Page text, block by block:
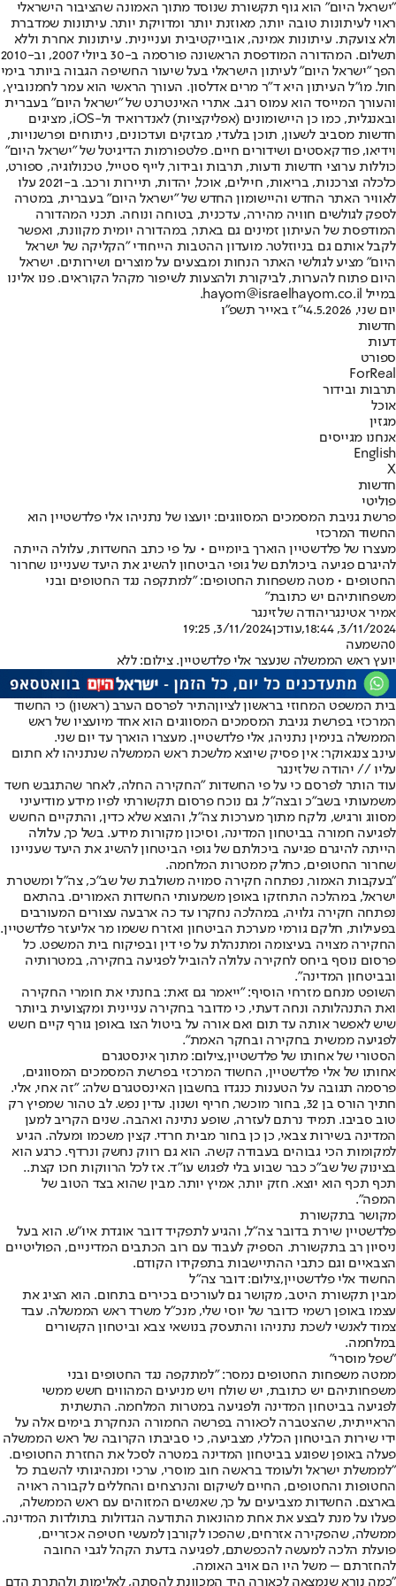
"ישראל היום" הוא גוף תקשורת שנוסד מתוך האמונה שהציבור הישראלי
ראוי לעיתונות טובה יותר, מאוזנת יותר ומדויקת יותר. עיתונות שמדברת
ולא צועקת. עיתונות אמינה, אובייקטיבית ועניינית. עיתונות אחרת וללא
תשלום. המהדורה המודפסת הראשונה פורסמה ב-30 ביולי 2007, וב-2010
הפך "ישראל היום" לעיתון הישראלי בעל שיעור החשיפה הגבוה ביותר בימי
חול. מו"ל העיתון היא ד"ר מרים אדלסון. העורך הראשי הוא עמר לחמנוביץ,
והעורך המייסד הוא עמוס רגב. אתרי האינטרנט של "ישראל היום" בעברית
ובאנגלית, כמו כן היישומונים (אפליקציות) לאנדרואיד ול-iOS, מציגים
חדשות מסביב לשעון, תוכן בלעדי, מבזקים ועדכונים, ניתוחים ופרשנויות,
וידיאו, פודקאסטים ושידורים חיים. פלטפורמות הדיגיטל של "ישראל היום"
כוללות ערוצי חדשות ודעות, תרבות ובידור, לייף סטייל, טכנולוגיה, ספורט,
כלכלה וצרכנות, בריאות, חיילים, אוכל, יהדות, תיירות ורכב. ב-2021 עלו
לאוויר האתר החדש והיישומון החדש של "ישראל היום" בעברית, במטרה
לספק לגולשים חוויה מהירה, עדכנית, בטוחה ונוחה. תכני המהדורה
המודפסת של העיתון זמינים גם באתר, במהדורה יומית מקוונת, ואפשר
לקבל אותם גם בניוזלטר. מועדון ההטבות הייחודי "הקליקה של ישראל
היום" מציע לגולשי האתר הנחות ומבצעים על מוצרים ושירותים. ישראל
היום פתוח להערות, לביקורת ולהצעות לשיפור מקהל הקוראים. פנו אלינו
במייל hayom@israelhayom.co.il.
יום שני, 4.5.2026
י"ז באייר תשפ"ו
חדשות
דעות
ספורט
ForReal
תרבות ובידור
אוכל
מגזין
אנחנו מגייסים
English
X
חדשות
פוליטי
פרשת גניבת המסמכים המסווגים: יועצו של נתניהו אלי פלדשטיין הוא
החשוד המרכזי
מעצרו של פלדשטיין הוארך ביומיים • על פי כתב החשדות, עלולה הייתה
להיגרם פגיעה ביכולתם של גופי הביטחון להשיג את היעד שעניינו שחרור
החטופים • מטה משפחות החטופים: "למתקפה נגד החטופים ובני
משפחותיהם יש כתובת"
אמיר אטינגריהודה שלזינגר
3/11/2024, 18:44
,עודכן3/11/2024, 19:25
0השמעה
יועץ ראש הממשלה שנעצר אלי פלדשטיין. צילום: ללא
בית המשפט המחוזי בראשון לציוןהתיר לפרסם הערב (ראשון) כי החשוד
המרכזי בפרשת גניבת המסמכים המסווגים הוא אחד מיועציו של ראש
הממשלה בנימין נתניהו, אלי פלדשטיין. מעצרו הוארך עד יום שני.
עינב צנגאוקר: אין פסיק שיוצא מלשכת ראש הממשלה שנתניהו לא חתום
עליו // יהודה שלזינגר
עוד הותר לפרסם כי על פי החשדות "החקירה החלה, לאחר שהתגבש חשד
משמעותי בשב"כ ובצה"ל, גם נוכח פרסום תקשורתי לפיו מידע מודיעיני
מסווג ורגיש, נלקח מתוך מערכות צה"ל, והוצא שלא כדין, והתקיים החשש
לפגיעה חמורה בביטחון המדינה, וסיכון מקורות מידע. בשל כך, עלולה
הייתה להיגרם פגיעה ביכולתם של גופי הביטחון להשיג את היעד שעניינו
שחרור החטופים, כחלק ממטרות המלחמה.
"בעקבות האמור, נפתחה חקירה סמויה משולבת של שב"כ, צה"ל ומשטרת
ישראל, במהלכה התחזקו באופן משמעותי החשדות האמורים. בהתאם
נפתחה חקירה גלויה, במהלכה נחקרו עד כה ארבעה עצורים המעורבים
בפעילות, חלקם גורמי מערכת הביטחון ואזרח ששמו מר אליעזר פלדשטיין.
החקירה מצויה בעיצומה ומתנהלת על פי דין ובפיקוח בית המשפט. כל
פרסום נוסף ביחס לחקירה עלולה להוביל לפגיעה בחקירה, במטרותיה
ובביטחון המדינה".
השופט מנחם מזרחי הוסיף: "ייאמר גם זאת: בחנתי את חומרי החקירה
ואת התנהלותה ונחה דעתי, כי מדובר בחקירה עניינית ומקצועית ביותר
שיש לאפשר אותה עד תום ואם אורה על ביטול הצו באופן גורף קיים חשש
לפגיעה ממשית בחקירה ובחקר האמת".
הסטורי של אחותו של פלדשטיין,צילום: מתוך אינסטגרם
אחותו של אלי פלדשטיין, החשוד המרכזי בפרשת המסמכים המסווגים,
פרסמה תגובה על הטענות כנגדו בחשבון האינסטגרם שלה: "זה אחי, אלי.
חתיך הורס בן 32, בחור מוכשר, חריף ושנון. עדין נפש. לב טהור שמפיץ רק
טוב סביבו. תמיד נרתם לעזרה, שופע נתינה ואהבה. שנים הקריב למען
המדינה בשירות צבאי, כן כן בחור מבית חרדי. קצין משכמו ומעלה. הגיע
למקומות הכי גבוהים בעבודה קשה. הוא גם רווק נחשק ונרדף. כרגע הוא
בצינוק של שב"כ כבר שבוע בלי לפגוש עו"ד. אז לכל הרווקות חכו קצת..
תכף תכף הוא יוצא. חזק יותר, אמיץ יותר. מבין שהוא בצד הטוב של
המפה".
מקושר בתקשורת
פלדשטיין שירת בדובר צה"ל, והגיע לתפקיד דובר אוגדת איו״ש. הוא בעל
ניסיון רב בתקשורת. הספיק לעבוד עם רוב הכתבים המדיניים, הפוליטיים
הצבאיים וגם כתבי ההתיישבות בתפקידו הקודם.
החשוד אלי פלדשטיין,צילום: דובר צה"ל
מבין תקשורת היטב, מקושר גם לעורכים בכירים בתחום. הוא הציג את
עצמו באופן רשמי כדובר של יוסי שלי, מנכ"ל משרד ראש הממשלה. עבד
צמוד לאנשי לשכת נתניהו והתעסק בנושאי צבא וביטחון הקשורים
במלחמה.
"שפל מוסרי"
ממטה משפחות החטופים נמסר: "למתקפה נגד החטופים ובני
משפחותיהם יש כתובת, יש שולח ויש מניעים המהווים חשש ממשי
לפגיעה בביטחון המדינה ולפגיעה במטרות המלחמה. התשתית
הראייתית, שהצטברה לכאורה בפרשה החמורה הנחקרת בימים אלה על
ידי שירות הביטחון הכללי, מצביעה, כי סביבתו הקרובה של ראש הממשלה
פעלה באופן שפוגע בביטחון המדינה במטרה לסכל את החזרת החטופים.
"לממשלת ישראל ולעומד בראשה חוב מוסרי, ערכי ומנהיגותי להשבת כל
החטופות והחטופים, החיים לשיקום והנרצחים והחללים לקבורה ראויה
בארצם. החשדות מצביעים על כך, שאנשים המזוהים עם ראש הממשלה,
פעלו על מנת לבצע את אחת מהונאות התודעה הגדולות בתולדות המדינה.
ממשלה, שהפקירה אזרחים, שהפכו לקורבן למעשי חטיפה אכזריים,
פועלת הלכה למעשה להכפשתם, לפגיעה בדעת הקהל לגבי החובה
להחזרתם – משל היו הם אויב האומה.
"כמה נורא שנמצאה לכאורה היד המכוונת להסתה, לאלימות ולהתרת הדם